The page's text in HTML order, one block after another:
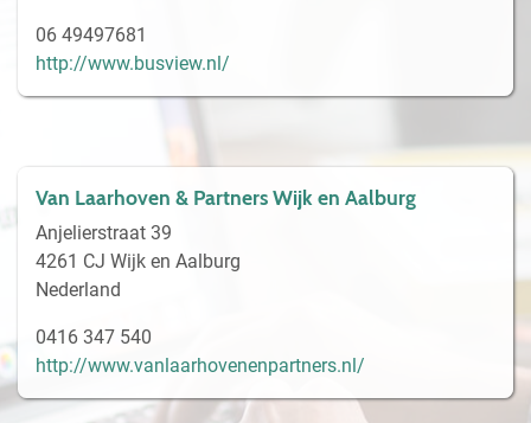
06 49497681
http://www.busview.nl/
Van Laarhoven & Partners Wijk en Aalburg
Anjelierstraat 39
4261 CJ Wijk en Aalburg
Nederland
0416 347 540
http://www.vanlaarhovenenpartners.nl/